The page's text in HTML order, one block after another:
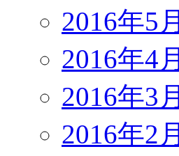
2016年5月
2016年4月
2016年3月
2016年2月